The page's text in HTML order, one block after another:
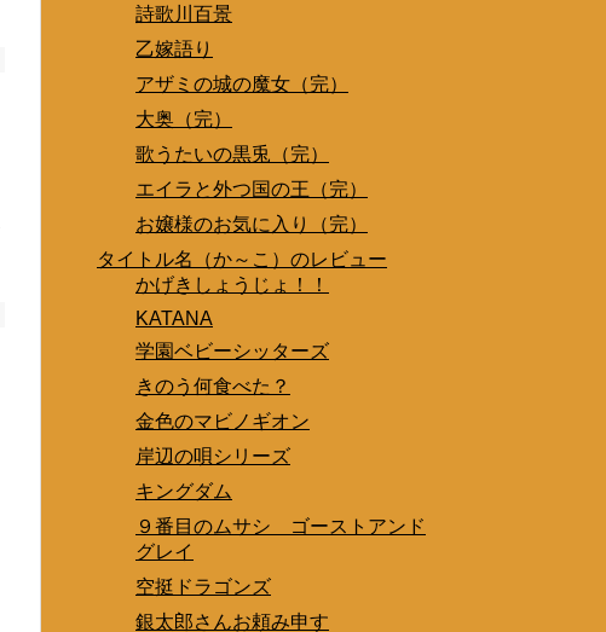
詩歌川百景
乙嫁語り
アザミの城の魔女（完）
大奥（完）
歌うたいの黒兎（完）
エイラと外つ国の王（完）
お嬢様のお気に入り（完）
タイトル名（か～こ）のレビュー
かげきしょうじょ！！
KATANA
学園ベビーシッターズ
きのう何食べた？
金色のマビノギオン
岸辺の唄シリーズ
キングダム
９番目のムサシ ゴーストアンド
グレイ
空挺ドラゴンズ
銀太郎さんお頼み申す